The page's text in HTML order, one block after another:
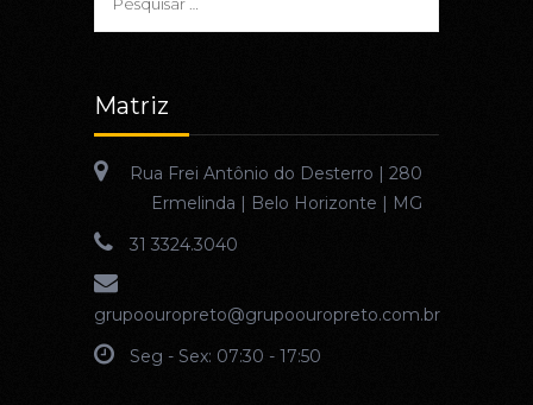
Matriz
Rua Frei Antônio do Desterro | 280
Ermelinda | Belo Horizonte | MG
31 3324.3040
grupoouropreto@grupoouropreto.com.br
Seg - Sex: 07:30 - 17:50